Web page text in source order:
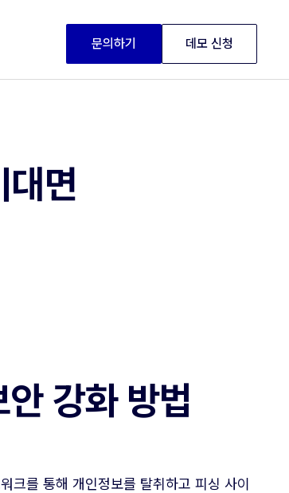
문의하기 데모 신청
면
강화 방법
크를 통해 개인정보를 탈취하고 피싱 사이